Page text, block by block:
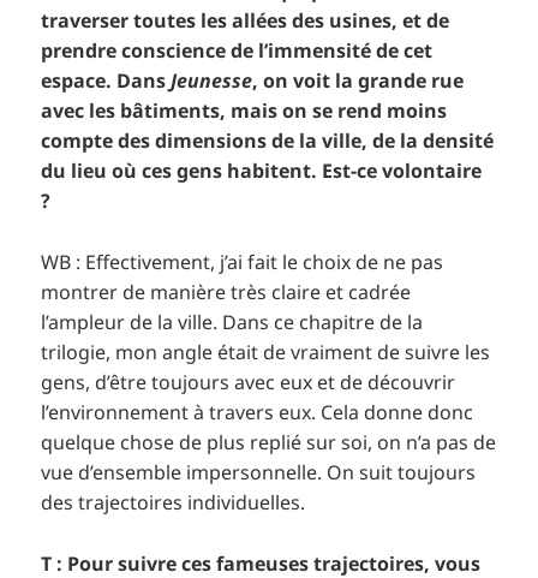
traverser toutes les allées des usines, et de
prendre conscience de l’immensité de cet
espace. DansJeunesse, on voit la grande rue
avec les bâtiments, mais on se rend moins
compte des dimensions de la ville, de la densité
du lieu où ces gens habitent. Est-ce volontaire
?
WB : Effectivement, j’ai fait le choix de ne pas
montrer de manière très claire et cadrée
l’ampleur de la ville. Dans ce chapitre de la
trilogie, mon angle était de vraiment de suivre les
gens, d’être toujours avec eux et de découvrir
l’environnement à travers eux. Cela donne donc
quelque chose de plus replié sur soi, on n’a pas de
vue d’ensemble impersonnelle. On suit toujours
des trajectoires individuelles.
T : Pour suivre ces fameuses trajectoires, vous